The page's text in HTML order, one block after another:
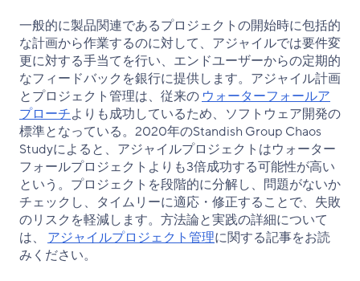
一般的に製品関連であるプロジェクトの開始時に包括的
な計画から作業するのに対して、アジャイルでは要件変
更に対する手当てを行い、エンドユーザーからの定期的
なフィードバックを銀行に提供します。アジャイル計画
とプロジェクト管理は、従来の ウォーターフォールア
プローチよりも成功しているため、ソフトウェア開発の
標準となっている。2020年のStandish Group Chaos
Studyによると、アジャイルプロジェクトはウォーター
フォールプロジェクトよりも3倍成功する可能性が高い
という。プロジェクトを段階的に分解し、問題がないか
チェックし、タイムリーに適応・修正することで、失敗
のリスクを軽減します。方法論と実践の詳細について
は、 アジャイルプロジェクト管理に関する記事をお読
みください。